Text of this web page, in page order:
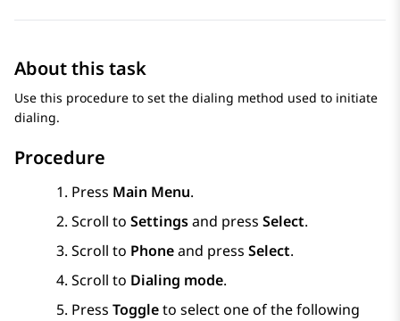
About this task
Use this procedure to set the dialing method used to initiate
dialing.
Procedure
Press Main Menu.
Scroll to Settingsand press Select.
Scroll to Phoneand press Select.
Scroll to Dialing mode.
Press Toggleto select one of the following